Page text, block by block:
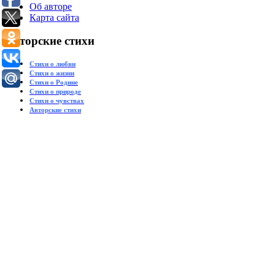
Об авторе
Карта сайта
Авторские стихи
Стихи о любви
Стихи о жизни
Стихи о Родине
Стихи о природе
Стихи о чувствах
Авторские стихи